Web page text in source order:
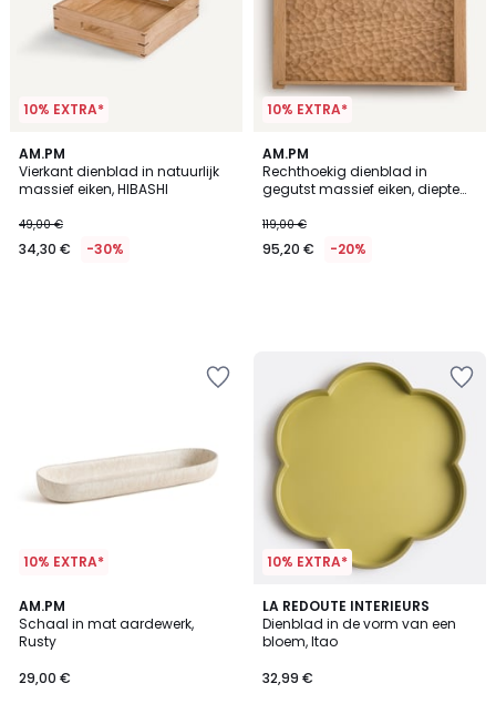
10% EXTRA*
AM.PM
Vierkant dienblad in natuurlijk
massief eiken, HIBASHI
49,00 €
34,30 € -30%
10% EXTRA*
AM.PM
Rechthoekig dienblad in
gegutst massief eiken, diepte
119,00 €
95,20 € -20%
10% EXTRA*
AM.PM
Schaal in mat aardewerk,
Rusty
29,00 €
4,9
/ 5
10% EXTRA*
LA REDOUTE INTERIEURS
Dienblad in de vorm van een
bloem, Itao
32,99 €
4
/
5